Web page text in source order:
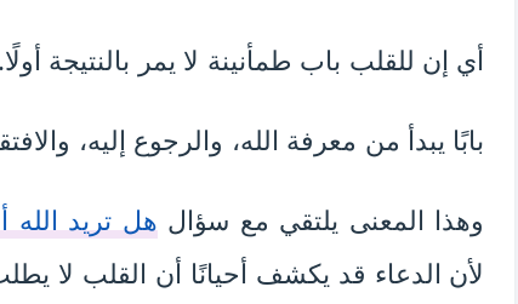
أي إن للقلب باب طمأنينة لا يمر بالنتيجة أولًا.
بابًا يبدأ من معرفة الله، والرجوع إليه،
وهذا المعنى يلتقي مع سؤال هل تريد الله
لأن الدعاء قد يكشف أحيانًا أن القلب لا